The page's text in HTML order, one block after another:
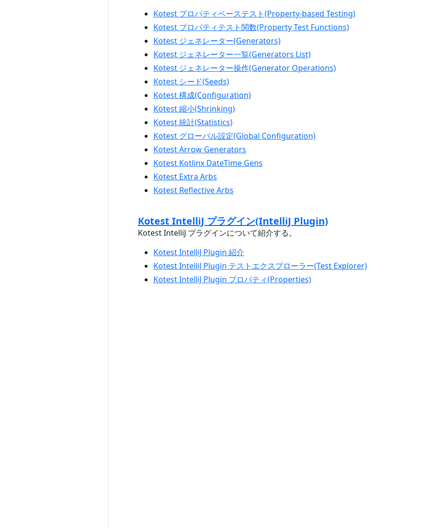
Kotest プロパティベーステスト(Property-based Testing)
Kotest プロパティテスト関数(Property Test Functions)
Kotest ジェネレーター(Generators)
Kotest ジェネレーター一覧(Generators List)
Kotest ジェネレーター操作(Generator Operations)
Kotest シード(Seeds)
Kotest 構成(Configuration)
Kotest 縮小(Shrinking)
Kotest 統計(Statistics)
Kotest グローバル設定(Global Configuration)
Kotest Arrow Generators
Kotest Kotlinx DateTime Gens
Kotest Extra Arbs
Kotest Reflective Arbs
Kotest IntelliJ プラグイン(IntelliJ Plugin)
Kotest IntelliJ プラグインについて紹介する。
Kotest IntelliJ Plugin 紹介
Kotest IntelliJ Plugin テストエクスプローラー(Test Explorer)
Kotest IntelliJ Plugin プロパティ(Properties)